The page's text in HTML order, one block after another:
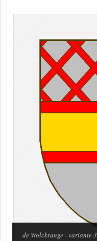
de Wolckrange - variante 3